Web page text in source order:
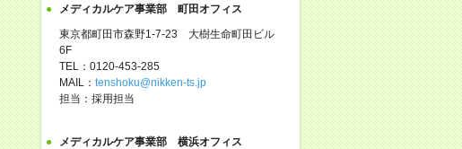
メディカルケア事業部 町田オフィス
東京都町田市森野1-7-23 大樹生命町田ビル
6F
TEL：0120-453-285
MAIL： tenshoku@nikken-ts.jp
担当：採用担当
メディカルケア事業部 横浜オフィス